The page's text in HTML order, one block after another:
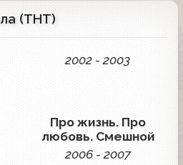
(ТНТ)
2002 - 2003
Про жизнь. Про
любовь. Смешной
2006 - 2007